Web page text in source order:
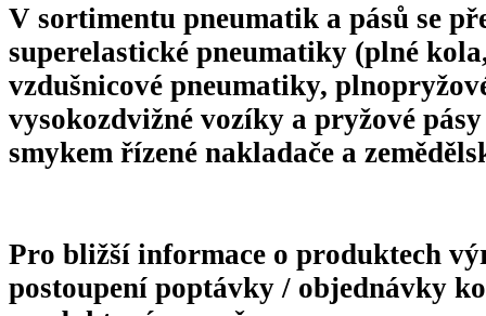
V sortimentu pneumatik a pásů se
superelastické pneumatiky (plné
vzdušnicové pneumatiky,
vysokozdvižné vozíky a pryžové
smykem řízené nakladače a
Pro bližší informace o produktech
postoupení poptávky / objednávky